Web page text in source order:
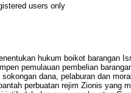
users only
hukum boikot barangan
pemulauan pembelian
dana, pelaburan dan
perbuatan rejim Zionis yang